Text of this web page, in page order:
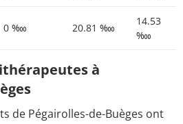
0 ‱ 20.81 ‱
14.53
‱
à
de Pégairolles-de-Buèges ont